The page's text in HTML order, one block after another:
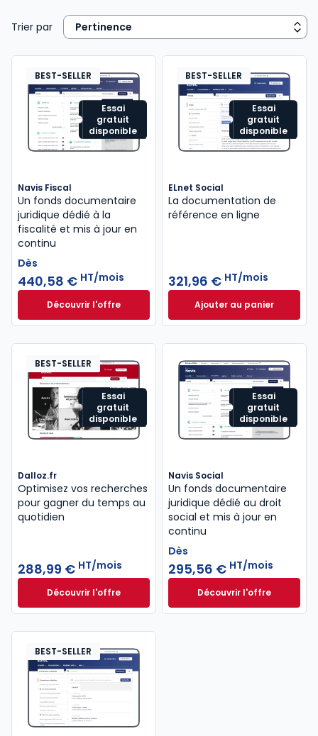
Trier par
Essai
gratuit
disponible
BEST-SELLER
Navis Fiscal
Un fonds documentaire
juridique dédié à la
fiscalité et mis à jour en
continu
Dès
440,58 € HT/mois
Découvrir l'offreNavis Fiscal à partir de
Dès
Essai
gratuit
disponible
BEST-SELLER
ELnet Social
La documentation de
référence en ligne
321,96 € HT/mois
Ajouter au panier
ELnet Social à
Essai
gratuit
disponible
BEST-SELLER
Dalloz.fr
Optimisez vos recherches
pour gagner du temps au
quotidien
288,99 € HT/mois
Découvrir l'offreDalloz.fr à partir de 288,99 €HT/mois
Essai
gratuit
disponible
Navis Social
Un fonds documentaire
juridique dédié au droit
social et mis à jour en
continu
Dès
295,56 € HT/mois
Découvrir l'offre
Navis Social à
Dès
BEST-SELLER